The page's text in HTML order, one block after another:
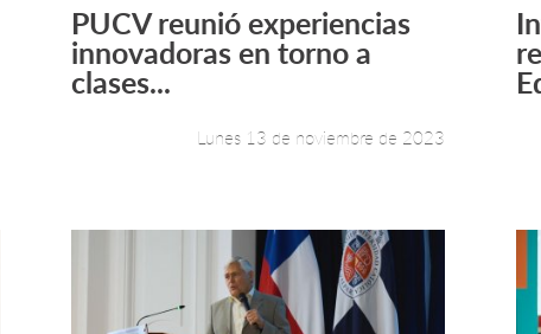
Leer más +
PUCV reunió experiencias
innovadoras en torno a
clases...
Lunes 13 de noviembre de 2023